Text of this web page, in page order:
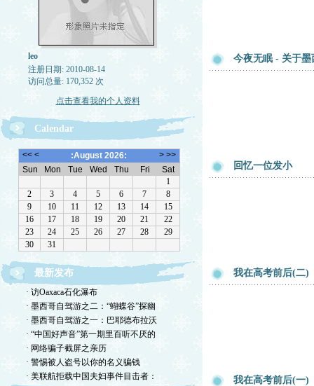
leo
注册日期: 2010-08-14
访问总量: 170,352 次
点击查看我的个人资料
Calendar
最新发布
· 访Oaxaca石化瀑布
· 墨西哥自驾游之二：“蝴蝶谷”探幽
· 墨西哥自驾游之一：巴耶德布拉沃
· “中国好声音”第一期里百听不厌的
· 网络骗子截屏之亲历
· 警惕被人盗号以你的名义骗钱
· 美联航拒载中国夫妇事件目击者：
今夜无眠 - 关于墨
回忆一位发小
我在高考前后(二)
我在高考前后(一)